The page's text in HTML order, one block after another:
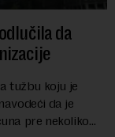
da
tužbu koju je
da je
pre nekoliko